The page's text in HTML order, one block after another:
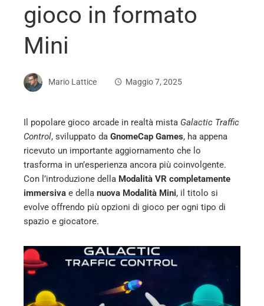
gioco in formato
Mini
Mario Lattice Maggio 7, 2025
Il popolare gioco arcade in realtà mista Galactic Traffic
Control, sviluppato da GnomeCap Games, ha appena
ricevuto un importante aggiornamento che lo
trasforma in un’esperienza ancora più coinvolgente.
Con l’introduzione della Modalità VR completamente
immersiva e della nuova Modalità Mini, il titolo si
evolve offrendo più opzioni di gioco per ogni tipo di
spazio e giocatore.